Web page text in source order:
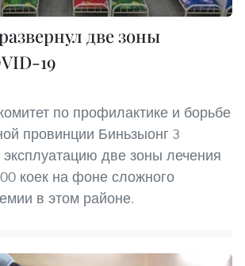
две зоны
19
по профилактике и борьбе
провинции Биньзыонг 3
эксплуатацию две зоны лечения
коек на фоне сложного
в этом районе.